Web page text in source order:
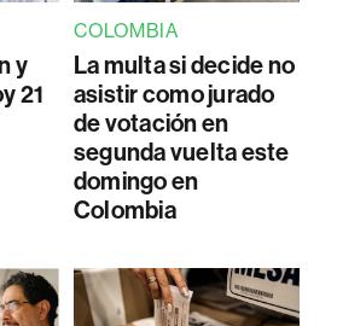
y
21
COLOMBIA
La multa si decide no
asistir como jurado
de votación en
segunda vuelta este
domingo en
Colombia